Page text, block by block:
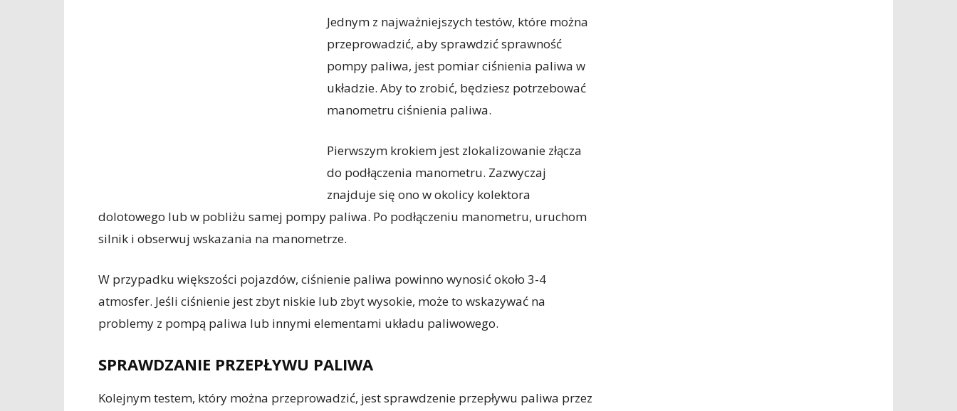
Jednym z najważniejszych testów, które można
przeprowadzić, aby sprawdzić sprawność
pompy paliwa, jest pomiar ciśnienia paliwa w
układzie. Aby to zrobić, będziesz potrzebować
manometru ciśnienia paliwa.
Pierwszym krokiem jest zlokalizowanie złącza
do podłączenia manometru. Zazwyczaj
znajduje się ono w okolicy kolektora
dolotowego lub w pobliżu samej pompy paliwa. Po podłączeniu manometru, uruchom
silnik i obserwuj wskazania na manometrze.
W przypadku większości pojazdów, ciśnienie paliwa powinno wynosić około 3-4
atmosfer. Jeśli ciśnienie jest zbyt niskie lub zbyt wysokie, może to wskazywać na
problemy z pompą paliwa lub innymi elementami układu paliwowego.
SPRAWDZANIE PRZEPŁYWU PALIWA
Kolejnym testem, który można przeprowadzić, jest sprawdzenie przepływu paliwa przez